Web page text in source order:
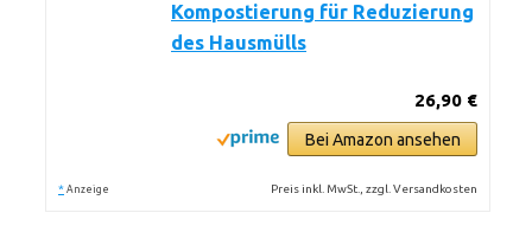
Kompostierung für Reduzierung
des Hausmülls
26,90 €
Bei Amazon ansehen
* Anzeige Preis inkl. MwSt., zzgl. Versandkosten